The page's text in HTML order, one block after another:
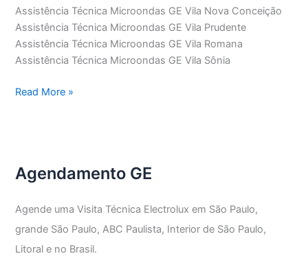
Assistência Técnica Microondas GE Vila Nova Conceição
Assistência Técnica Microondas GE Vila Prudente
Assistência Técnica Microondas GE Vila Romana
Assistência Técnica Microondas GE Vila Sônia
Assistência
Read More »
Agendamento GE
Agende uma Visita Técnica Electrolux em São Paulo,
grande São Paulo, ABC Paulista, Interior de São Paulo,
Litoral e no Brasil.